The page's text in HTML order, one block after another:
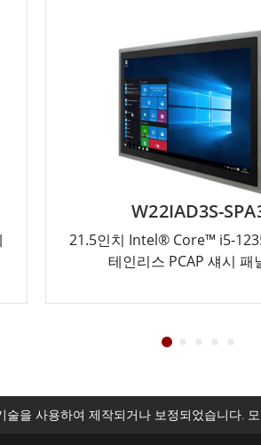
W22IAD3S-
21.5인치 Intel® Core™ i5-
테인리스 PCAP 섀시 패
을 사용하여 제작되거나 보정되었습니다.